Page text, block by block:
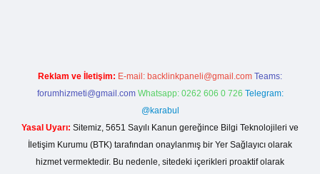
Reklam ve İletişim: E-mail: backlinkpaneli@gmail.com Teams:
forumhizmeti@gmail.com Whatsapp: 0262 606 0 726 Telegram:
@karabul
Yasal Uyarı: Sitemiz, 5651 Sayılı Kanun gereğince Bilgi Teknolojileri ve
İletişim Kurumu (BTK) tarafından onaylanmış bir Yer Sağlayıcı olarak
hizmet vermektedir. Bu nedenle, sitedeki içerikleri proaktif olarak